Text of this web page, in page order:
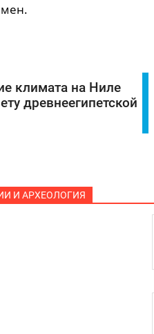
климата на Ниле
древнеегипетской
И АРХЕОЛОГИЯ